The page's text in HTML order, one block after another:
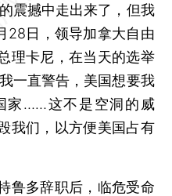
撼中走出来了，但我
28日，领导加拿大自由
理卡尼，在当天的选举
一直警告，美国想要我
家……这不是空洞的威
我们，以方便美国占有
多辞职后，临危受命